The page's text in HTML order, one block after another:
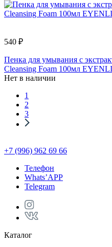
540 ₽
Пенка для умывания с
Cleansing Foam 100мл
Нет в наличии
1
2
3
+7 (996) 962 69 66
Телефон
Whats’APP
Telegram
Каталог